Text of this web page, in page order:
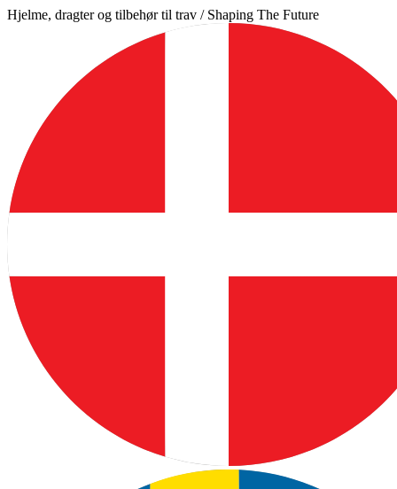
Videre
Hjelme, dragter og tilbehør til trav / Shaping The Future